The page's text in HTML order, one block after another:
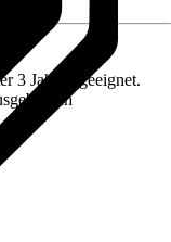
3 Jahren geeignet.